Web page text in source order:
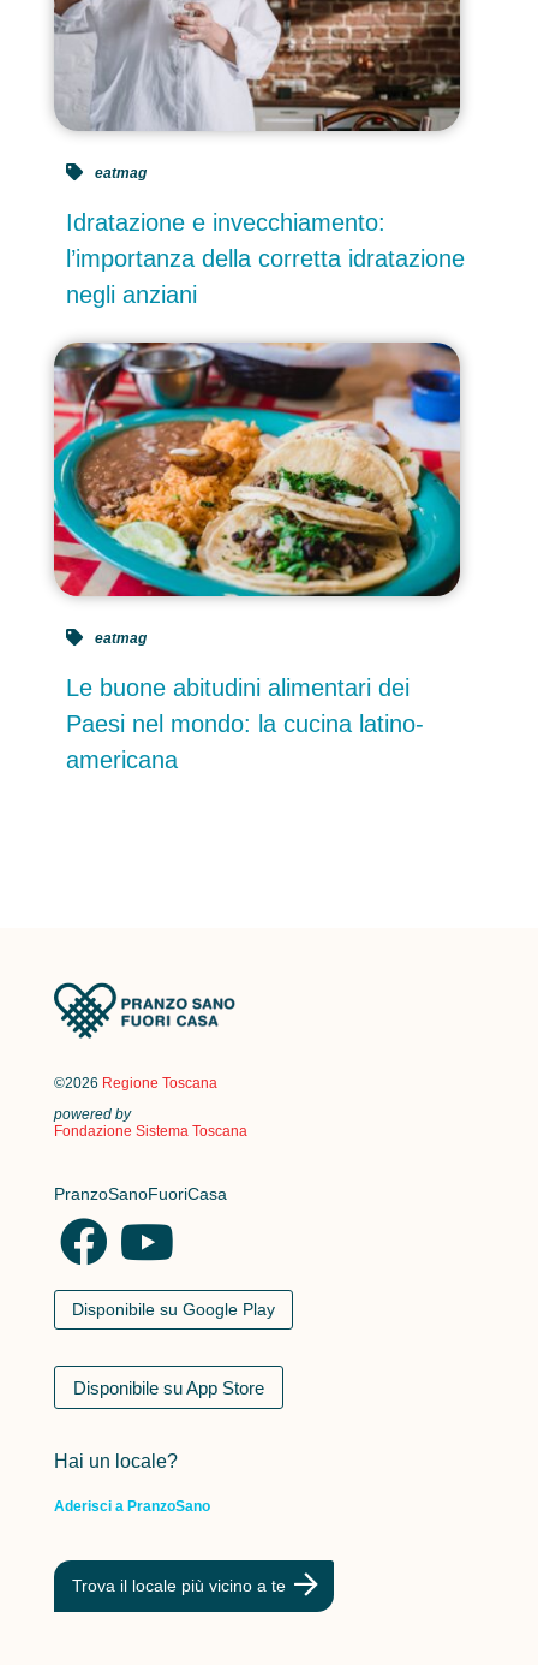
Idratazione e invecchiamento:
l’importanza della corretta idratazione
negli anziani
eatmag
Le buone abitudini alimentari dei
Paesi nel mondo: la cucina latino-
americana
eatmag
©2026 Regione Toscana
powered by
Fondazione Sistema Toscana
PranzoSanoFuoriCasa
Disponibile su Google Play
Disponibile su App Store
Hai un locale?
Aderisci a PranzoSano
Trova il locale più vicino a te